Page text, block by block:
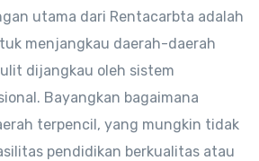
utama dari Rentacarbta adalah
menjangkau daerah-daerah
dijangkau oleh sistem
Bayangkan bagaimana
terpencil, yang mungkin tidak
pendidikan berkualitas atau